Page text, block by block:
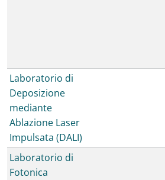
Laboratorio di
Deposizione
mediante
Ablazione Laser
Impulsata (DALI)
Laboratorio di
Fotonica